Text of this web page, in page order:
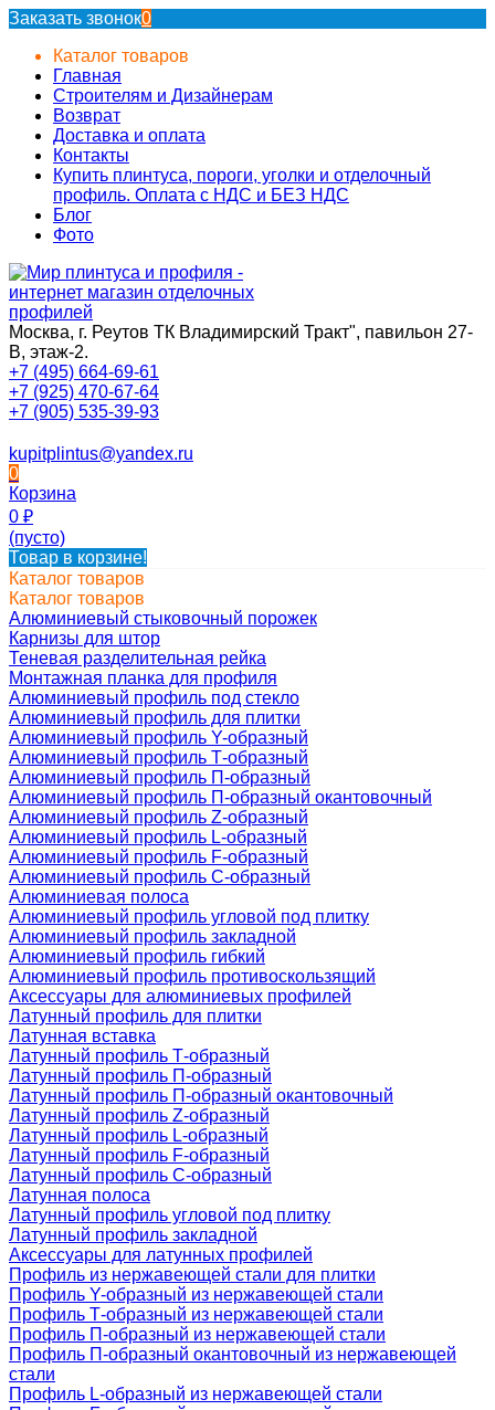
Заказать звонок0
Каталог товаров
Главная
Строителям и Дизайнерам
Возврат
Доставка и оплата
Контакты
Купить плинтуса, пороги, уголки и отделочный
профиль. Оплата с НДС и БЕЗ НДС
Блог
Фото
Москва, г. Реутов ТК Владимирский Тракт", павильон 27-
В, этаж-2.
+7 (495) 664-69-61
+7 (925) 470-67-64
+7 (905) 535-39-93
kupitplintus@yandex.ru
0
Корзина
0 ₽
(пусто)
Товар в корзине!
Каталог товаров
Каталог товаров
Алюминиевый стыковочный порожек
Карнизы для штор
Теневая разделительная рейка
Монтажная планка для профиля
Алюминиевый профиль под стекло
Алюминиевый профиль для плитки
Алюминиевый профиль Y-образный
Алюминиевый профиль Т-образный
Алюминиевый профиль П-образный
Алюминиевый профиль П-образный окантовочный
Алюминиевый профиль Z-образный
Алюминиевый профиль L-образный
Алюминиевый профиль F-образный
Алюминиевый профиль C-образный
Алюминиевая полоса
Алюминиевый профиль угловой под плитку
Алюминиевый профиль закладной
Алюминиевый профиль гибкий
Алюминиевый профиль противоскользящий
Аксессуары для алюминиевых профилей
Латунный профиль для плитки
Латунная вставка
Латунный профиль Т-образный
Латунный профиль П-образный
Латунный профиль П-образный окантовочный
Латунный профиль Z-образный
Латунный профиль L-образный
Латунный профиль F-образный
Латунный профиль C-образный
Латунная полоса
Латунный профиль угловой под плитку
Латунный профиль закладной
Аксессуары для латунных профилей
Профиль из нержавеющей стали для плитки
Профиль Y-образный из нержавеющей стали
Профиль Т-образный из нержавеющей стали
Профиль П-образный из нержавеющей стали
Профиль П-образный окантовочный из нержавеющей
стали
Профиль L-образный из нержавеющей стали